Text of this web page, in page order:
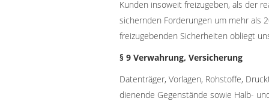
Kunden insoweit freizugeben, als der
sichernden Forderungen um mehr als
freizugebenden Sicherheiten obliegt
§ 9 Verwahrung, Versicherung
Datenträger, Vorlagen, Rohstoffe,
dienende Gegenstände sowie Halb-